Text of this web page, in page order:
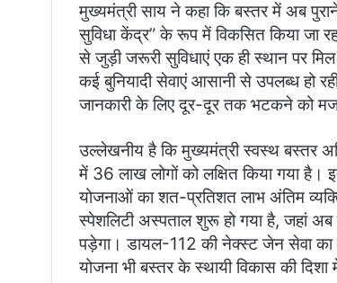
मुख्यमंत्री साय ने कहा कि बस्तर में अब
सुविधा केंद्र” के रूप में विकसित किया जा
से जुड़ी जरूरी सुविधाएं एक ही स्थान पर
कई बुनियादी सेवाएं आसानी से उपलब्ध हो
जानकारी के लिए दूर-दूर तक भटकने को
उल्लेखनीय है कि मुख्यमंत्री स्वस्थ
में 36 लाख लोगों को लक्षित किया गया
योजनाओं का शत-प्रतिशत लाभ अंतिम
स्पेशलिटी अस्पताल शुरू हो गया है, जहां अब
पड़ेगा। डायल-112 की नेक्स्ट जेन सेवा का
योजना भी बस्तर के स्थायी विकास की